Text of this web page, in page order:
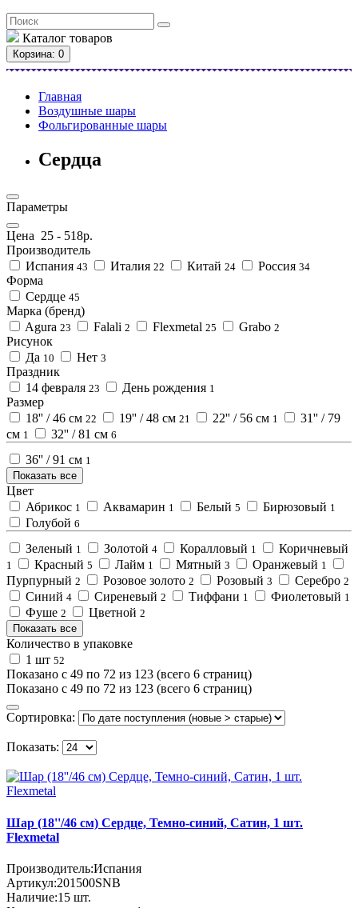
Каталог товаров
Корзина: 0
Главная
Воздушные шары
Фольгированные шары
Сердца
Параметры
Цена 25 - 518р.
Производитель
Испания 43 Италия 22 Китай 24 Россия 34
Форма
Сердце 45
Марка (бренд)
Agura 23 Falali 2 Flexmetal 25 Grabo 2
Рисунок
Да 10 Нет 3
Праздник
14 февраля 23 День рождения 1
Размер
18'' / 46 см 22 19'' / 48 см 21 22'' / 56 см 1
31'' / 79
см 1 32'' / 81 см 6
36'' / 91 см 1
Показать все
Цвет
Абрикос 1 Аквамарин 1 Белый 5 Бирюзовый 1
Голубой 6
Зеленый 1 Золотой 4 Коралловый 1 Коричневый
1 Красный 5 Лайм 1 Мятный 3 Оранжевый 1
Пурпурный 2 Розовое золото 2 Розовый 3 Серебро 2
Синий 4 Сиреневый 2 Тиффани 1 Фиолетовый 1
Фуше 2 Цветной 2
Показать все
Количество в упаковке
1 шт 52
Показано с 49 по 72 из 123 (всего 6 страниц)
Показано с 49 по 72 из 123 (всего 6 страниц)
Сортировка:
Показать:
Шар (18''/46 см) Сердце, Темно-синий, Сатин, 1 шт.
Flexmetal
Производитель:Испания
Артикул:201500SNB
Наличие:15 шт.